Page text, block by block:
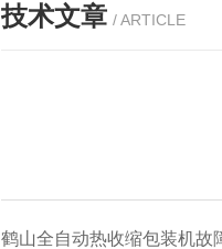
技术文章 / ARTICLE
鹤山全自动热收缩包装机